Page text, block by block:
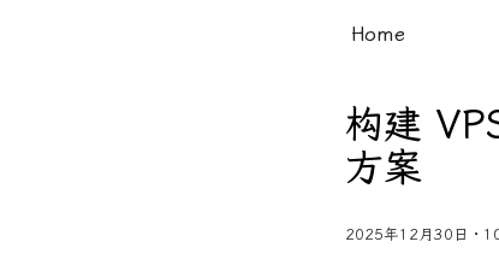
Home
构建
方案
2025年12月30日 ·